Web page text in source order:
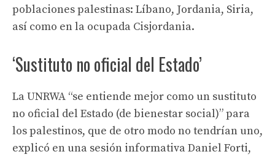
poblaciones palestinas: Líbano, Jordania, Siria,
así como en la ocupada Cisjordania.
‘Sustituto no oficial del Estado’
La UNRWA “se entiende mejor como un sustituto
no oficial del Estado (de bienestar social)” para
los palestinos, que de otro modo no tendrían uno,
explicó en una sesión informativa Daniel Forti,